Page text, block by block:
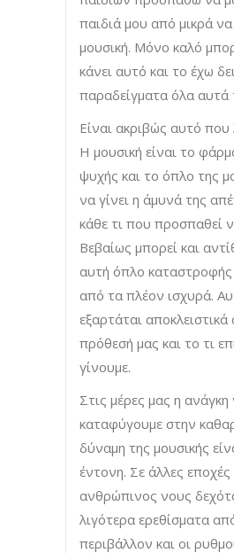
παιδιά μου από μικρά
μουσική. Μόνο καλό
κάνει αυτό και το έχω
παραδείγματα όλα αυτά
Είναι ακριβώς αυτό που
Η μουσική είναι το
ψυχής και το όπλο της
να γίνει η άμυνά της
κάθε τι που προσπαθεί
Βεβαίως μπορεί και
αυτή όπλο καταστροφής
από τα πλέον ισχυρά.
εξαρτάται
πρόθεσή μας και το τι
γίνουμε.
Στις μέρες μας η ανάγκη
καταφύγουμε στην
δύναμη της μουσικής
έντονη. Σε άλλες εποχές
ανθρώπινος νους
λιγότερα ερεθίσματα
περιβάλλον και οι